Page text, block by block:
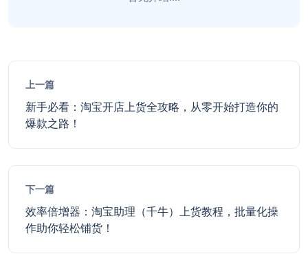
上一篇
新手必看：淘宝开店上货全攻略，从零开始打造你的
爆款之路！
下一篇
效率倍增器：淘宝助理（千牛）上货教程，批量化操
作助你轻松铺货！